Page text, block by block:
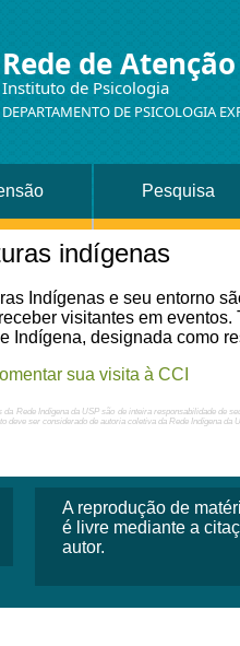
Rede de
Instituto de Psicologia
DEPARTAMENTO DE PSICOLOGIA
Pesquisa
indígenas
Indígenas e seu entorno
visitantes em
Indígena, designada como
sua visita à CCI
da Rede Indígena da USP são de inteira responsabilidade de
deve ser considerado de autoria coletiva da Rede Indígena da
A reprodução de
é livre mediante a
autor.